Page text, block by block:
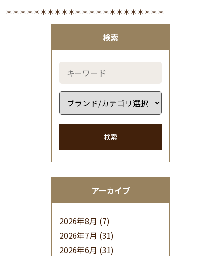
検索
検索
アーカイブ
2026年8月 (7)
2026年7月 (31)
2026年6月 (31)
＊＊＊＊＊＊＊＊＊＊＊＊＊＊＊＊＊＊＊＊＊＊＊